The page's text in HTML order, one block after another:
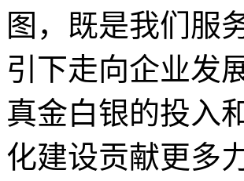
图，既是我们服
引下走向企业发
真金白银的投入
化建设贡献更多